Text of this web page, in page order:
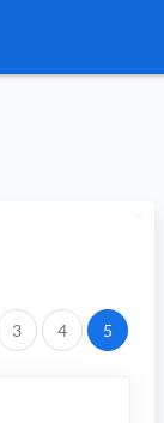
3 4 5